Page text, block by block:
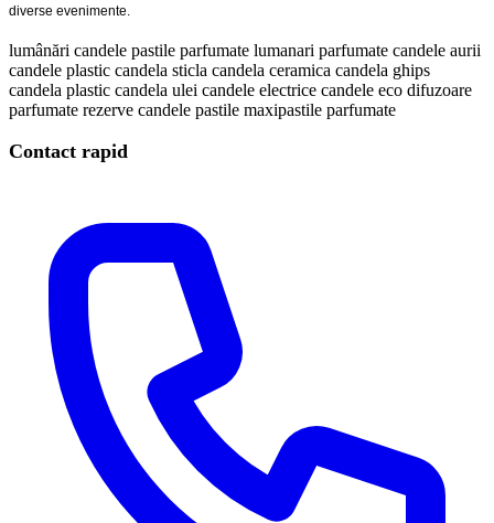
diverse evenimente.
lumânări candele pastile parfumate lumanari parfumate candele aurii
candele plastic candela sticla candela ceramica candela ghips
candela plastic candela ulei candele electrice candele eco difuzoare
parfumate rezerve candele pastile maxipastile parfumate
Contact rapid